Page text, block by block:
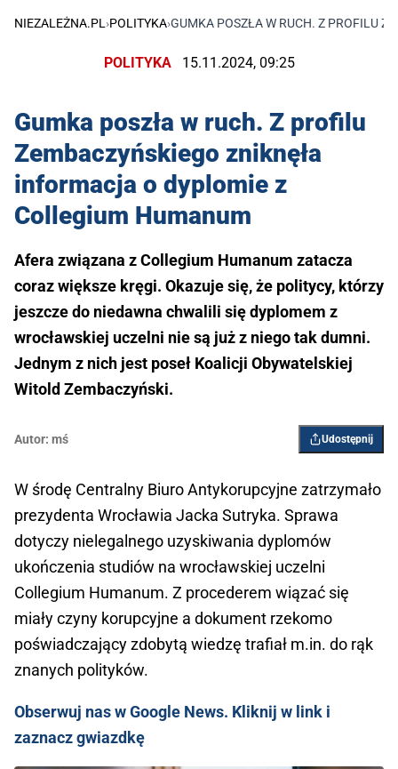
NIEZALEŻNA.PL ›POLITYKA›GUMKA POSZŁA W RUCH. Z PROFILU
POLITYKA 15.11.2024, 09:25
Gumka poszła w ruch. Z profilu
Zembaczyńskiego zniknęła
informacja o dyplomie z
Collegium Humanum
Afera związana z Collegium Humanum zatacza
coraz większe kręgi. Okazuje się, że politycy, którzy
jeszcze do niedawna chwalili się dyplomem z
wrocławskiej uczelni nie są już z niego tak dumni.
Jednym z nich jest poseł Koalicji Obywatelskiej
Witold Zembaczyński.
Autor: mś Udostępnij
W środę Centralny Biuro Antykorupcyjne zatrzymało
prezydenta Wrocławia Jacka Sutryka. Sprawa
dotyczy nielegalnego uzyskiwania dyplomów
ukończenia studiów na wrocławskiej uczelni
Collegium Humanum. Z procederem wiązać się
miały czyny korupcyjne a dokument rzekomo
poświadczający zdobytą wiedzę trafiał m.in. do rąk
znanych polityków.
Obserwuj nas w Google News. Kliknij w link i
zaznacz gwiazdkę